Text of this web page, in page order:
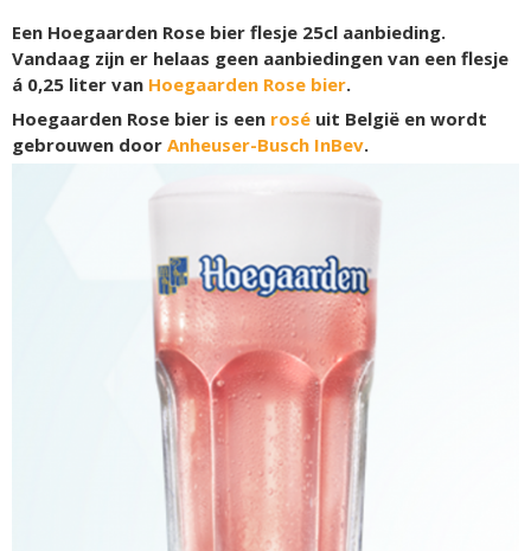
Een Hoegaarden Rose bier flesje 25cl aanbieding.
Vandaag zijn er helaas geen aanbiedingen van een flesje
á 0,25 liter van Hoegaarden Rose bier.
Hoegaarden Rose bier is een rosé uit België en wordt
gebrouwen door Anheuser-Busch InBev.